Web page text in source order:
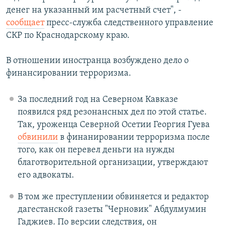
денег на указанный им расчетный счет", -
сообщаетпресс-служба следственного управление
СКР по Краснодарскому краю.
В отношении иностранца возбуждено дело о
финансировании терроризма.
За последний год на Северном Кавказе
появился ряд резонансных дел по этой статье.
Так, уроженца Северной Осетии Георгия Гуева
обвинилив финанировании терроризма после
того, как он перевел деньги на нужды
благотворительной организации, утверждают
его адвокаты.
В том же преступлении обвиняется и редактор
дагестанской газеты "Черновик" Абдулмумин
Гаджиев. По версии следствия, он